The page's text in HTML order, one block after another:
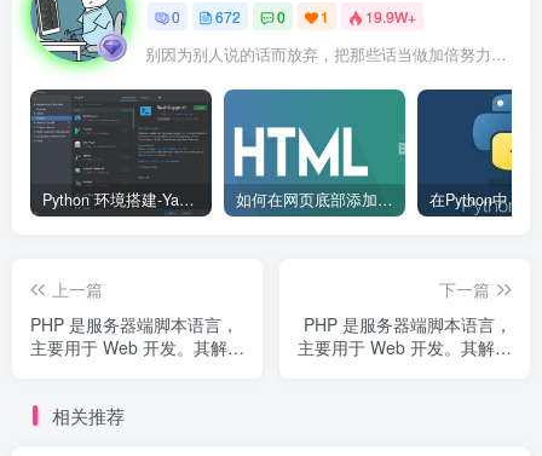
0 672 0 1 19.9W+
别因为别人说的话而放弃，把那些话当做加倍努力的动力
Python 环境搭建-Yave520-专业开发者社区 如何在网页底部添加版权信息？
上一篇
PHP 是服务器端脚本语言，
主要用于 Web 开发。其解释
PHP 代码，生成动态内容返
下一篇
PHP 是服务器端脚本语言，
主要用于 Web 开发。其解释
相关推荐